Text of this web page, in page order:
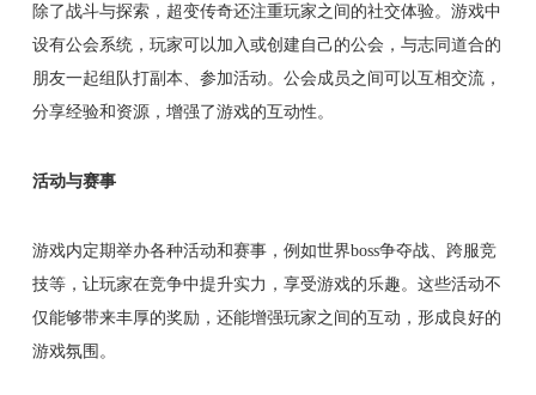
除了战斗与探索，超变传奇还注重玩家之间的社交体验。游戏中
设有公会系统，玩家可以加入或创建自己的公会，与志同道合的
朋友一起组队打副本、参加活动。公会成员之间可以互相交流，
分享经验和资源，增强了游戏的互动性。
活动与赛事
游戏内定期举办各种活动和赛事，例如世界boss争夺战、跨服竞
技等，让玩家在竞争中提升实力，享受游戏的乐趣。这些活动不
仅能够带来丰厚的奖励，还能增强玩家之间的互动，形成良好的
游戏氛围。